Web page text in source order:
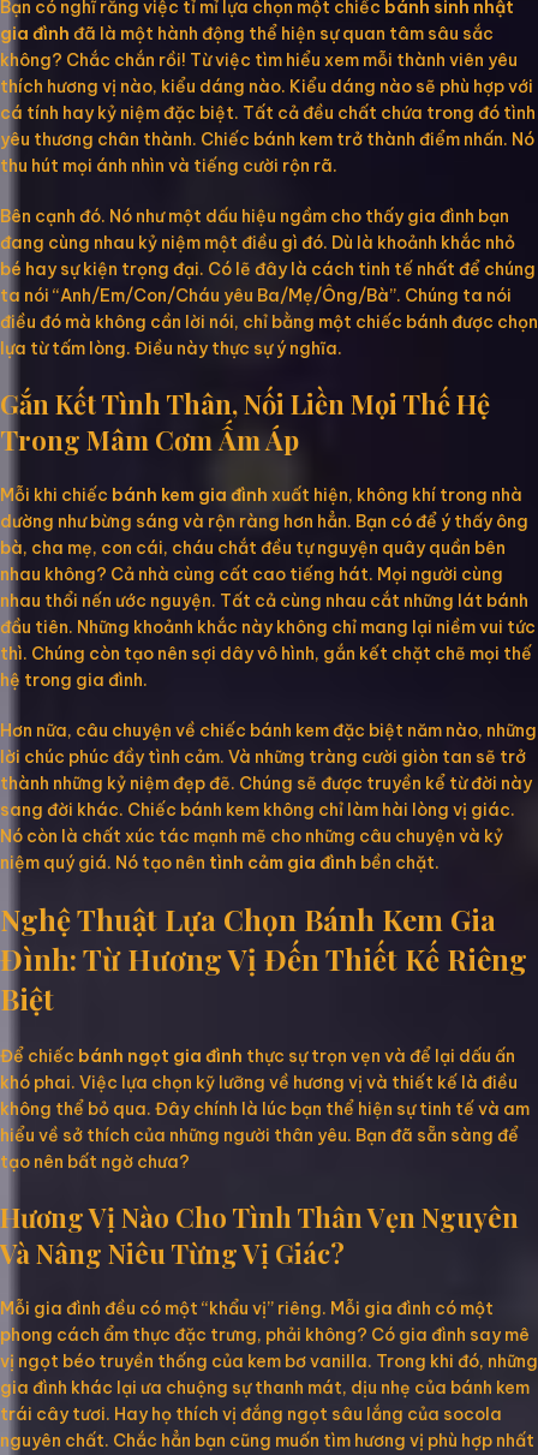
Bạn có nghĩ rằng việc tỉ mỉ lựa chọn một chiếc bánh sinh nhật
gia đình đã là một hành động thể hiện sự quan tâm sâu sắc
không? Chắc chắn rồi! Từ việc tìm hiểu xem mỗi thành viên yêu
thích hương vị nào, kiểu dáng nào. Kiểu dáng nào sẽ phù hợp với
cá tính hay kỷ niệm đặc biệt. Tất cả đều chất chứa trong đó tình
yêu thương chân thành. Chiếc bánh kem trở thành điểm nhấn. Nó
thu hút mọi ánh nhìn và tiếng cười rộn rã.
Bên cạnh đó. Nó như một dấu hiệu ngầm cho thấy gia đình bạn
đang cùng nhau kỷ niệm một điều gì đó. Dù là khoảnh khắc nhỏ
bé hay sự kiện trọng đại. Có lẽ đây là cách tinh tế nhất để chúng
ta nói “Anh/Em/Con/Cháu yêu Ba/Mẹ/Ông/Bà”. Chúng ta nói
điều đó mà không cần lời nói, chỉ bằng một chiếc bánh được chọn
lựa từ tấm lòng. Điều này thực sự ý nghĩa.
Gắn Kết Tình Thân, Nối Liền Mọi Thế Hệ
Trong Mâm Cơm Ấm Áp
Mỗi khi chiếc bánh kem gia đình xuất hiện, không khí trong nhà
dường như bừng sáng và rộn ràng hơn hẳn. Bạn có để ý thấy ông
bà, cha mẹ, con cái, cháu chắt đều tự nguyện quây quần bên
nhau không? Cả nhà cùng cất cao tiếng hát. Mọi người cùng
nhau thổi nến ước nguyện. Tất cả cùng nhau cắt những lát bánh
đầu tiên. Những khoảnh khắc này không chỉ mang lại niềm vui tức
thì. Chúng còn tạo nên sợi dây vô hình, gắn kết chặt chẽ mọi thế
hệ trong gia đình.
Hơn nữa, câu chuyện về chiếc bánh kem đặc biệt năm nào, những
lời chúc phúc đầy tình cảm. Và những tràng cười giòn tan sẽ trở
thành những kỷ niệm đẹp đẽ. Chúng sẽ được truyền kể từ đời này
sang đời khác. Chiếc bánh kem không chỉ làm hài lòng vị giác.
Nó còn là chất xúc tác mạnh mẽ cho những câu chuyện và kỷ
niệm quý giá. Nó tạo nên tình cảm gia đình bền chặt.
Nghệ Thuật Lựa Chọn Bánh Kem Gia
Đình: Từ Hương Vị Đến Thiết Kế Riêng
Biệt
Để chiếc bánh ngọt gia đình thực sự trọn vẹn và để lại dấu ấn
khó phai. Việc lựa chọn kỹ lưỡng về hương vị và thiết kế là điều
không thể bỏ qua. Đây chính là lúc bạn thể hiện sự tinh tế và am
hiểu về sở thích của những người thân yêu. Bạn đã sẵn sàng để
tạo nên bất ngờ chưa?
Hương Vị Nào Cho Tình Thân Vẹn Nguyên
Và Nâng Niêu Từng Vị Giác?
Mỗi gia đình đều có một “khẩu vị” riêng. Mỗi gia đình có một
phong cách ẩm thực đặc trưng, phải không? Có gia đình say mê
vị ngọt béo truyền thống của kem bơ vanilla. Trong khi đó, những
gia đình khác lại ưa chuộng sự thanh mát, dịu nhẹ của bánh kem
trái cây tươi. Hay họ thích vị đắng ngọt sâu lắng của socola
nguyên chất. Chắc hẳn bạn cũng muốn tìm hương vị phù hợp nhất